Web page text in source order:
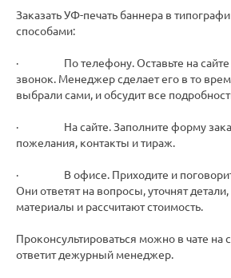
Заказать УФ-печать баннера в
способами:
· По телефону. Оставьте на сайте
звонок. Менеджер сделает его в то
выбрали сами, и обсудит все
· На сайте. Заполните форму
пожелания, контакты и тираж.
· В офисе. Приходите и поговорите
Они ответят на вопросы, уточнят
материалы и рассчитают стоимость.
Проконсультироваться можно в чате на
ответит дежурный менеджер.